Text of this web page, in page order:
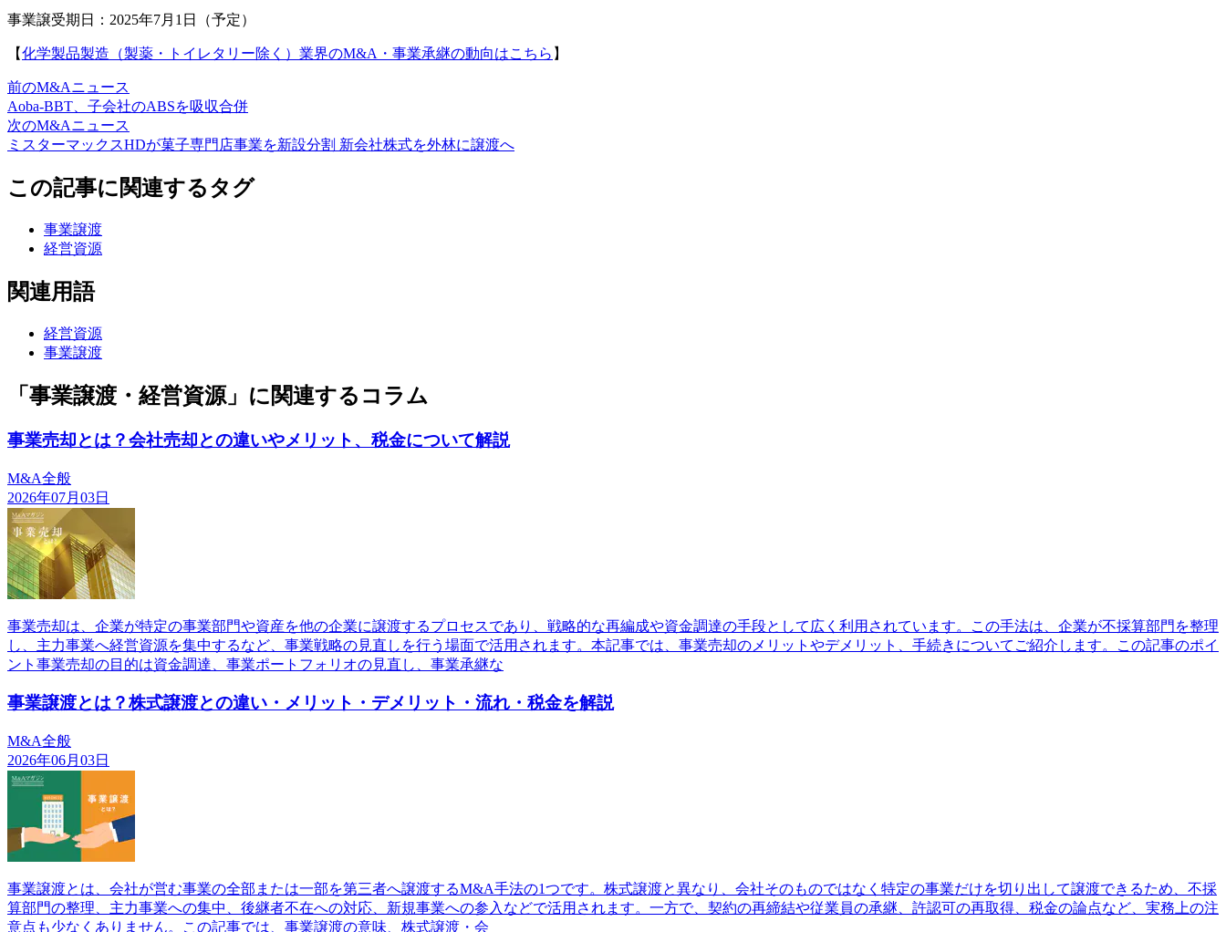
事業譲受期日：2025年7月1日（予定）
【化学製品製造（製薬・トイレタリー除く）業界のM&A・事業承継の動向はこちら 】
前のM&Aニュース
Aoba-BBT、子会社のABSを吸収合併
次のM&Aニュース
ミスターマックスHDが菓子専門店事業を新設分割 新会社株式を外林に譲渡へ
この記事に関連するタグ
事業譲渡
経営資源
関連用語
経営資源
事業譲渡
「事業譲渡・経営資源」に関連するコラム
事業売却とは？会社売却との違いやメリット、税金について解説
M&A全般
2026年07月03日
事業売却は、企業が特定の事業部門や資産を他の企業に譲渡するプロセスであり、戦略的な再編成や資金調達の手段として広く利用されています。この手法は、企業が不採算部門を整理
し、主力事業へ経営資源を集中するなど、事業戦略の見直しを行う場面で活用されます。本記事では、事業売却のメリットやデメリット、手続きについてご紹介します。この記事のポイ
ント事業売却の目的は資金調達、事業ポートフォリオの見直し、事業承継な
事業譲渡とは？株式譲渡との違い・メリット・デメリット・流れ・税金を解説
M&A全般
2026年06月03日
事業譲渡とは、会社が営む事業の全部または一部を第三者へ譲渡するM&A手法の1つです。株式譲渡と異なり、会社そのものではなく特定の事業だけを切り出して譲渡できるため、不採
算部門の整理、主力事業への集中、後継者不在への対応、新規事業への参入などで活用されます。一方で、契約の再締結や従業員の承継、許認可の再取得、税金の論点など、実務上の注
意点も少なくありません。この記事では、事業譲渡の意味、株式譲渡・会